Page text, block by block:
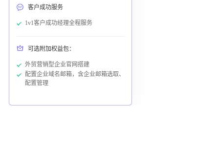
客户成功服务
1v1客户成功经理全程服务
可选附加权益包：
外贸营销型企业官网搭建
配置企业域名邮箱，含企业邮箱选取、
配置管理